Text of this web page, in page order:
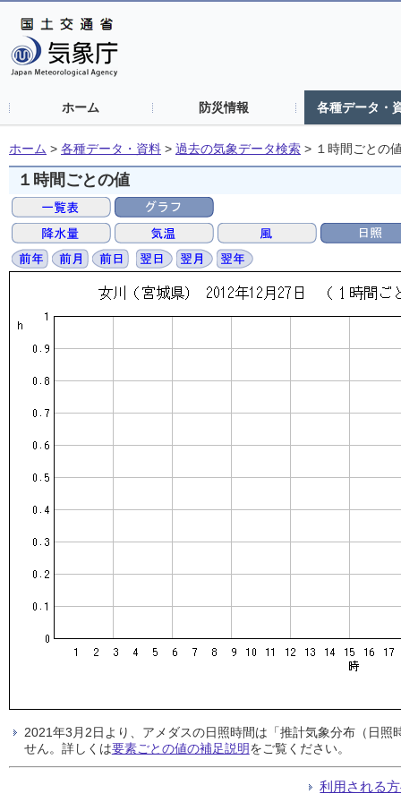
ホーム 防災情報 各種データ・
ホーム > 各種データ・資料 > 過去の気象データ検索 > １時間ごとの
１時間ごとの値
2021年3月2日より、アメダスの日照時間は「推計気象分布（日
せん。詳しくは要素ごとの値の補足説明をご覧ください。
利用される